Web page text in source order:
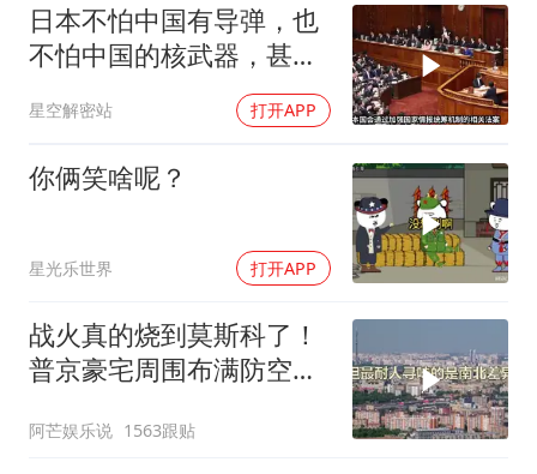
日本不怕中国有导弹，也
不怕中国的核武器，甚至
不怕中国的稀土制裁
星空解密站 打开APP
你俩笑啥呢？
星光乐世界 打开APP
战火真的烧到莫斯科了！
普京豪宅周围布满防空
阿芒娱乐说 1563跟贴